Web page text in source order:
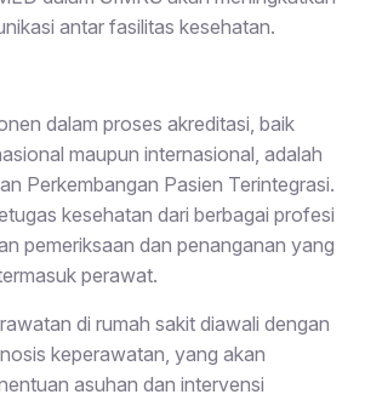
antar fasilitas kesehatan.
dalam proses akreditasi, baik
maupun internasional, adalah
Perkembangan Pasien Terintegrasi.
kesehatan dari berbagai profesi
pemeriksaan dan penanganan yang
perawat.
di rumah sakit diawali dengan
keperawatan, yang akan
asuhan dan intervensi